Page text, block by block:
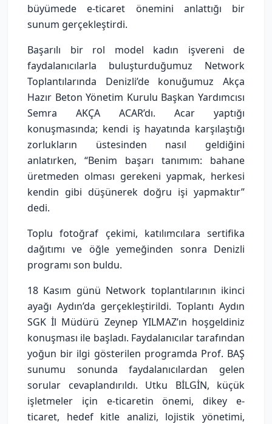
büyümede e-ticaret önemini anlattığı bir
sunum gerçekleştirdi.
Başarılı bir rol model kadın işvereni de
faydalanıcılarla buluşturduğumuz Network
Toplantılarında Denizli’de konuğumuz Akça
Hazır Beton Yönetim Kurulu Başkan Yardımcısı
Semra AKÇA ACAR’dı. Acar yaptığı
konuşmasında; kendi iş hayatında karşılaştığı
zorlukların üstesinden nasıl geldiğini
anlatırken, “Benim başarı tanımım: bahane
üretmeden olması gerekeni yapmak, herkesi
kendin gibi düşünerek doğru işi yapmaktır”
dedi.
Toplu fotoğraf çekimi, katılımcılara sertifika
dağıtımı ve öğle yemeğinden sonra Denizli
programı son buldu.
18 Kasım günü Network toplantılarının ikinci
ayağı Aydın’da gerçekleştirildi. Toplantı Aydın
SGK İl Müdürü Zeynep YILMAZ’ın hoşgeldiniz
konuşması ile başladı. Faydalanıcılar tarafından
yoğun bir ilgi gösterilen programda Prof. BAŞ
sunumu sonunda faydalanıcılardan gelen
sorular cevaplandırıldı. Utku BİLGİN, küçük
işletmeler için e-ticaretin önemi, dikey e-
ticaret, hedef kitle analizi, lojistik yönetimi,